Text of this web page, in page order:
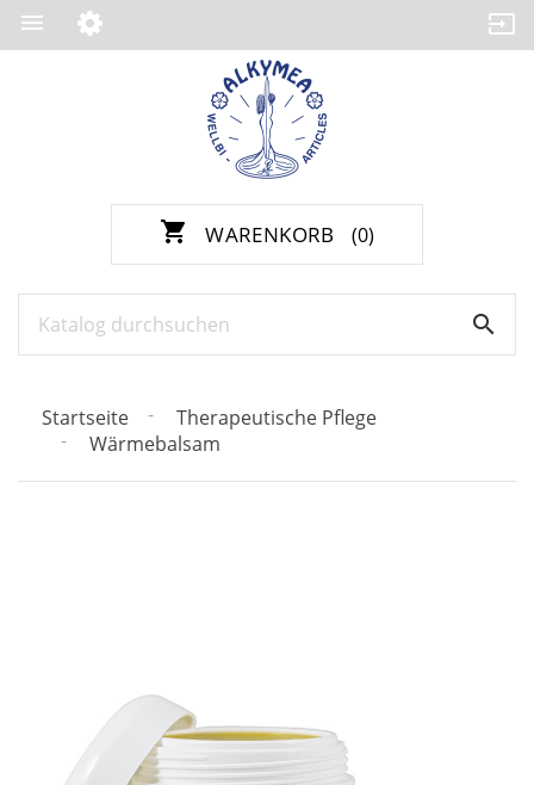

shopping_cart WARENKORB (0)

Startseite
Therapeutische Pflege
Wärmebalsam